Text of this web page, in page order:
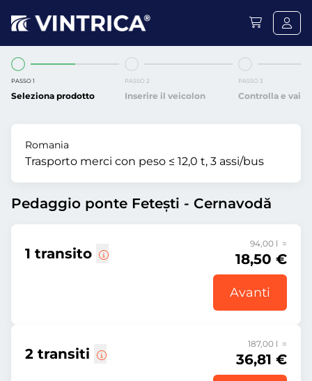
PASSO 1
Seleziona prodotto
PASSO 2
Inserire il veicolon
PASSO 3
Controlla e vai
Romania
Trasporto merci con peso ≤ 12,0 t, 3 assi/bus
Pedaggio ponte Fetești - Cernavodă
1 transito
94,00 l =
18,50 €
Avanti
2 transiti
187,00 l =
36,81 €